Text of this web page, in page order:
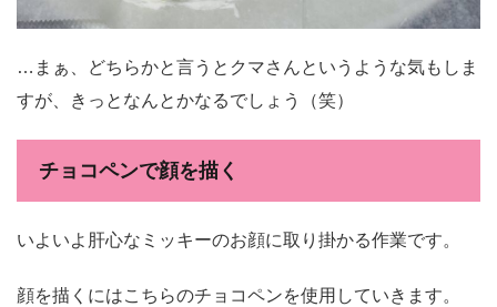
…まぁ、どちらかと言うとクマさんというような気もしま
すが、きっとなんとかなるでしょう（笑）
チョコペンで顔を描く
いよいよ肝心なミッキーのお顔に取り掛かる作業です。
顔を描くにはこちらのチョコペンを使用していきます。